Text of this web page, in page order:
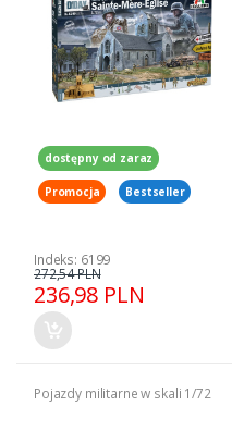
dostępny od zaraz
Promocja Bestseller
Indeks: 6199
236,98 PLN
272,54 PLN
Pojazdy militarne w skali 1/72